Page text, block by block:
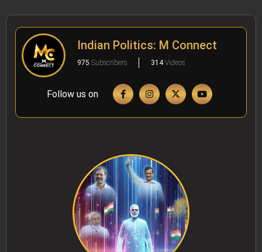
Indian Politics: M Connect
975 Subscribers 314Videos
Follow us on